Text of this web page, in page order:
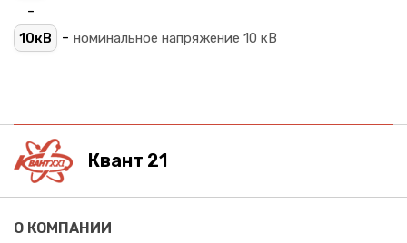
-
10кВ - номинальное напряжение 10 кВ
Квант 21
О КОМПАНИИ